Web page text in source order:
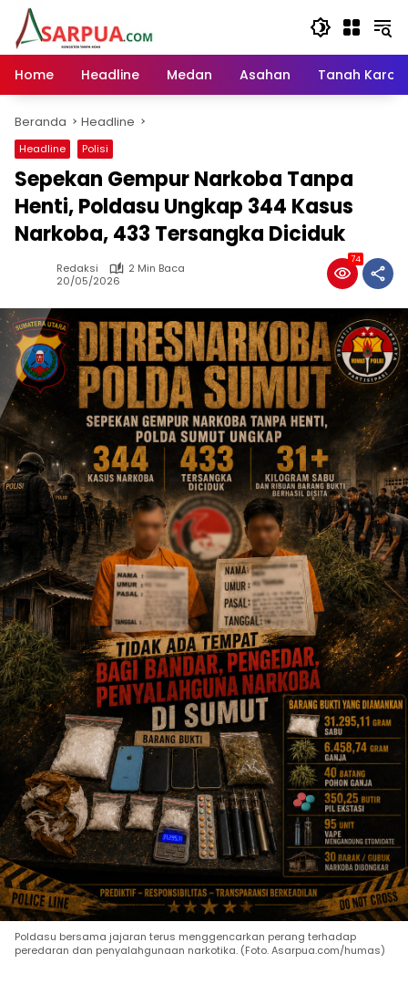
Langsung
konten
Home
Headline Medan Asahan Tanah Karo
Beranda Headline
Headline Polisi
Sepekan Gempur Narkoba Tanpa
Henti, Poldasu Ungkap 344 Kasus
Narkoba, 433 Tersangka Diciduk
Redaksi
2 Min Baca
20/05/2026
74
Poldasu bersama jajaran terus menggencarkan perang terhadap
peredaran dan penyalahgunaan narkotika. (Foto. Asarpua.com/humas)